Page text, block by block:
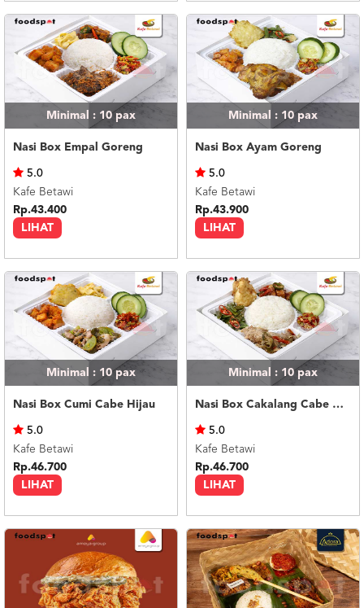
Minimal : 10 pax
Nasi Box Empal Goreng
LIHAT
5.0
Kafe Betawi
Rp.43.400
Minimal : 10pax
Nasi Box Ayam Goreng
LIHAT
5.0
Kafe Betawi
Rp.43.900
Minimal : 10pax
Nasi Box Cumi Cabe Hijau
LIHAT
5.0
Kafe Betawi
Rp.46.700
Minimal : 10pax
Nasi Box Cakalang Cabe Hijau
LIHAT
5.0
Kafe Betawi
Rp.46.700